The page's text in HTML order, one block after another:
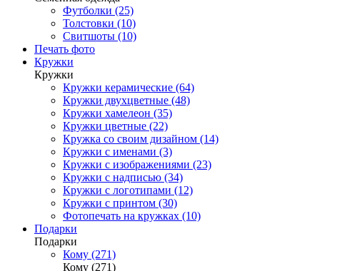
Футболки (25)
Толстовки (10)
Свитшоты (10)
Печать фото
Кружки
Кружки
Кружки керамические (64)
Кружки двухцветные (48)
Кружки хамелеон (35)
Кружки цветные (22)
Кружка со своим дизайном (14)
Кружки с именами (3)
Кружки с изображениями (23)
Кружки с надписью (34)
Кружки с логотипами (12)
Кружки с принтом (30)
Фотопечать на кружках (10)
Подарки
Подарки
Кому (271)
Кому (271)